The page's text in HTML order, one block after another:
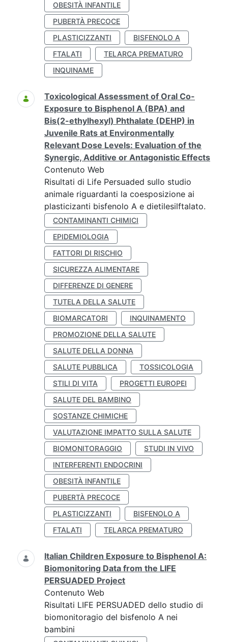
OBESITÀ INFANTILE
PUBERTÀ PRECOCE
PLASTICIZZANTI
BISFENOLO A
FTALATI
TELARCA PREMATURO
INQUINAME
Toxicological Assessment of Oral Co-
Exposure to Bisphenol A (BPA) and
Bis(2-ethylhexyl) Phthalate (DEHP) in
Juvenile Rats at Environmentally
Relevant Dose Levels: Evaluation of the
Synergic, Additive or Antagonistic Effects
Contenuto Web
Risultati di Life Persuaded sullo studio
animale riguardanti la coesposizione ai
plasticizanti bisfenolo A e dietilesilftalato.
CONTAMINANTI CHIMICI
EPIDEMIOLOGIA
FATTORI DI RISCHIO
SICUREZZA ALIMENTARE
DIFFERENZE DI GENERE
TUTELA DELLA SALUTE
BIOMARCATORI
INQUINAMENTO
PROMOZIONE DELLA SALUTE
SALUTE DELLA DONNA
SALUTE PUBBLICA
TOSSICOLOGIA
STILI DI VITA
PROGETTI EUROPEI
SALUTE DEL BAMBINO
SOSTANZE CHIMICHE
VALUTAZIONE IMPATTO SULLA SALUTE
BIOMONITORAGGIO
STUDI IN VIVO
INTERFERENTI ENDOCRINI
OBESITÀ INFANTILE
PUBERTÀ PRECOCE
PLASTICIZZANTI
BISFENOLO A
FTALATI
TELARCA PREMATURO
Italian Children Exposure to Bisphenol A:
Biomonitoring Data from the LIFE
PERSUADED Project
Contenuto Web
Risultati LIFE PERSUADED dello studio di
biomonitoragio del bisfenolo A nei
bambini